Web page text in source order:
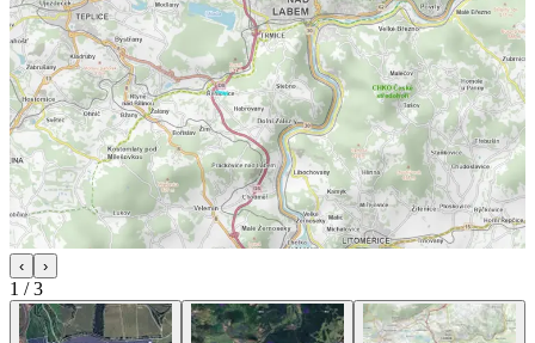
‹ ›
1 /3